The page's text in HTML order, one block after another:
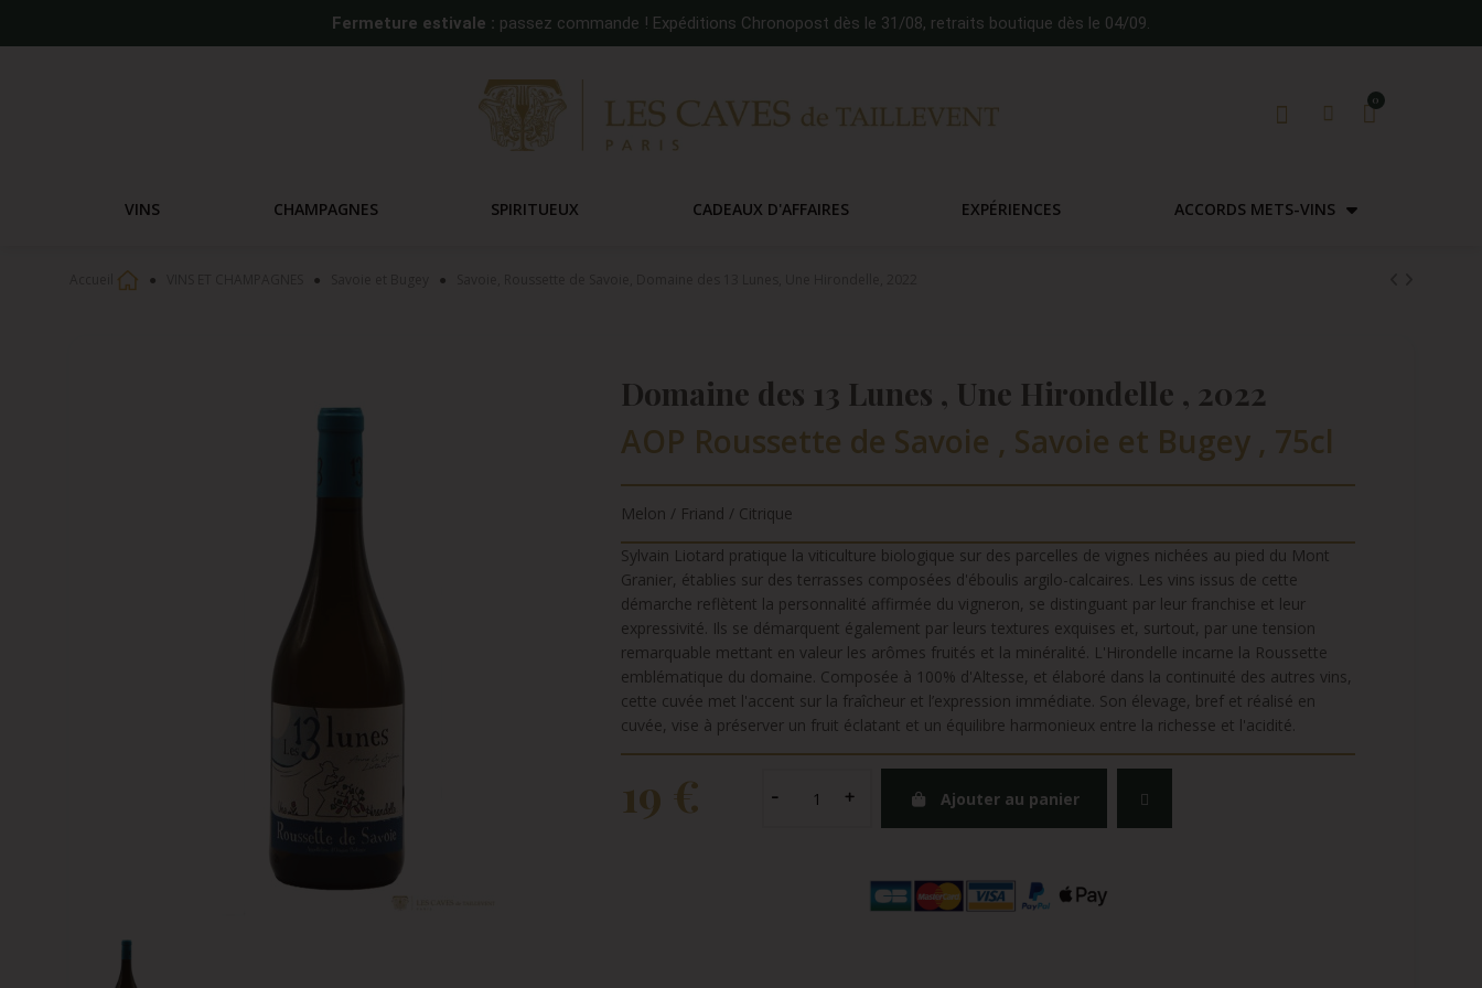
Fermeture estivale : passez commande ! Expéditions Chronopost dès le 31/08, retraits boutique dès le 04/09.
VINS CHAMPAGNES SPIRITUEUX CADEAUX D'AFFAIRES EXPÉRIENCES ACCORDS METS-VINS
Domaine des 13 Lunes , Une Hirondelle , 2022
AOP Roussette de Savoie , Savoie et Bugey , 75cl
Melon / Friand / Citrique
Sylvain Liotard pratique la viticulture biologique sur des parcelles de vignes nichées au pied du Mont
Granier, établies sur des terrasses composées d'éboulis argilo-calcaires. Les vins issus de cette
démarche reflètent la personnalité affirmée du vigneron, se distinguant par leur franchise et leur
expressivité. Ils se démarquent également par leurs textures exquises et, surtout, par une tension
remarquable mettant en valeur les arômes fruités et la minéralité. L'Hirondelle incarne la Roussette
emblématique du domaine. Composée à 100% d'Altesse, et élaboré dans la continuité des autres vins,
cette cuvée met l'accent sur la fraîcheur et l’expression immédiate. Son élevage, bref et réalisé en
cuvée, vise à préserver un fruit éclatant et un équilibre harmonieux entre la richesse et l'acidité.
19 € Ajouter au panier